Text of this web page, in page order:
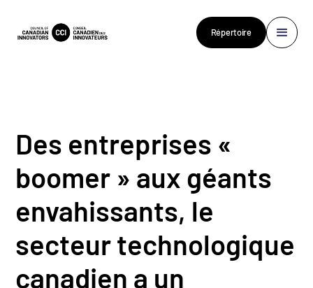
Répertoire
Des entreprises «
boomer » aux géants
envahissants, le
secteur technologique
canadien a un